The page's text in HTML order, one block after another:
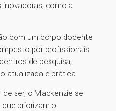
inovadoras, como a
com um corpo docente
por profissionais
de pesquisa,
atualizada e prática.
ser, o Mackenzie se
priorizam o